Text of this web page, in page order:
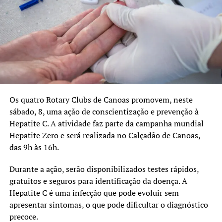
(imunodeficiência primárias);
– Pessoas com doenças renal crônica em hemodiálise;
– Pacientes oncológicos que realizaram tratamento
quimioterápico ou radioterápico nos últimos seis meses;
– Pessoas com neoplasias hematológicas.
Unidades que aplicam doses da bivalente:
Horário: 8h às 17h (com distribuição de senhas até
16h45).
CAIC – Avenida Dezessete de Abril, 241 – Guajuviras
Harmonia – Rua Machado de Assis, 201
Fátima– Rua João Nicolau, 218 – Fátima
Central de Vacinas– Estação Canoas, da Trensurb
Horário: 7h às 19h (com distribuição de senhas até
18h45).
Os quatro Rotary Clubs de Canoas promovem, neste
sábado, 8, uma ação de conscientização e prevenção à
Hepatite C. A atividade faz parte da campanha mundial
Hepatite Zero e será realizada no Calçadão de Canoas,
das 9h às 16h.
Durante a ação, serão disponibilizados testes rápidos,
gratuitos e seguros para identificação da doença. A
Hepatite C é uma infecção que pode evoluir sem
apresentar sintomas, o que pode dificultar o diagnóstico
precoce.